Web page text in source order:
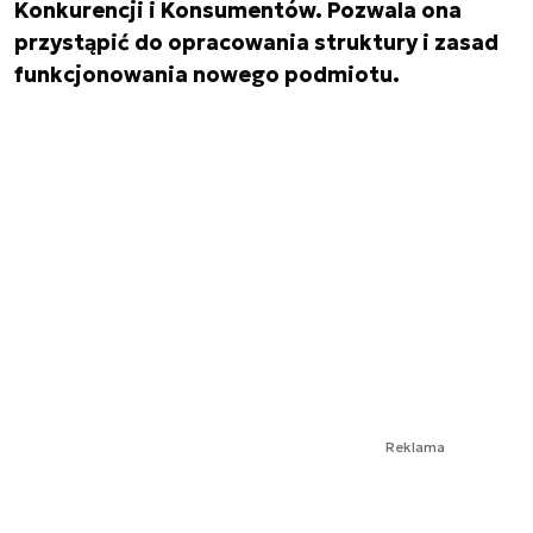
Konkurencji i Konsumentów. Pozwala ona
przystąpić do opracowania struktury i zasad
funkcjonowania nowego podmiotu.
Reklama